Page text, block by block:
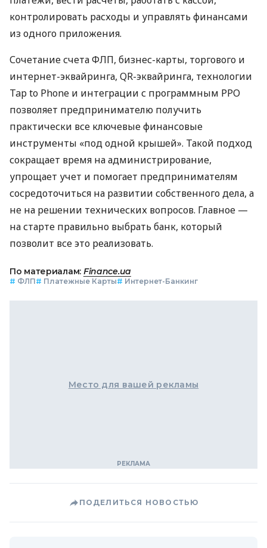
контролировать расходы и управлять финансами
из одного приложения.
Сочетание счета ФЛП, бизнес-карты, торгового и
интернет-эквайринга, QR-эквайринга, технологии
Tap to Phone и интеграции с программным РРО
позволяет предпринимателю получить
практически все ключевые финансовые
инструменты «под одной крышей». Такой подход
сокращает время на администрирование,
упрощает учет и помогает предпринимателям
сосредоточиться на развитии собственного дела, а
не на решении технических вопросов. Главное —
на старте правильно выбрать банк, который
позволит все это реализовать.
По материалам: Finance.ua
# ФЛП# Платежные Карты# Интернет-Банкинг
Место для вашей рекламы
ПОДЕЛИТЬСЯ НОВОСТЬЮ